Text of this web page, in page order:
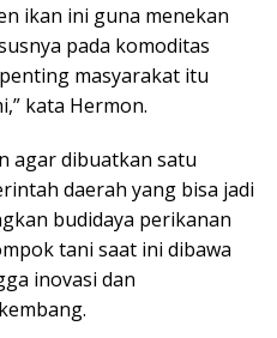
ikan ini guna menekan
pada komoditas
masyarakat itu
kata Hermon.
agar dibuatkan satu
daerah yang bisa jadi
budidaya perikanan
tani saat ini dibawa
inovasi dan